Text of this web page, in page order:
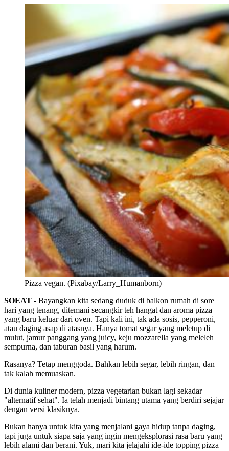
Pizza vegan. (Pixabay/Larry_Humanborn)
SOEAT - Bayangkan kita sedang duduk di balkon rumah di sore
hari yang tenang, ditemani secangkir teh hangat dan aroma pizza
yang baru keluar dari oven. Tapi kali ini, tak ada sosis, pepperoni,
atau daging asap di atasnya. Hanya tomat segar yang meletup di
mulut, jamur panggang yang juicy, keju mozzarella yang meleleh
sempurna, dan taburan basil yang harum.
Rasanya? Tetap menggoda. Bahkan lebih segar, lebih ringan, dan
tak kalah memuaskan.
Di dunia kuliner modern, pizza vegetarian bukan lagi sekadar
"alternatif sehat". Ia telah menjadi bintang utama yang berdiri sejajar
dengan versi klasiknya.
Bukan hanya untuk kita yang menjalani gaya hidup tanpa daging,
tapi juga untuk siapa saja yang ingin mengeksplorasi rasa baru yang
lebih alami dan berani. Yuk, mari kita jelajahi ide-ide topping pizza